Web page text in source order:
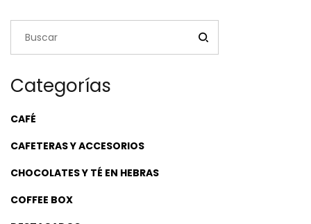
Categorías
CAFÉ
CAFETERAS Y ACCESORIOS
CHOCOLATES Y TÉ EN HEBRAS
COFFEE BOX